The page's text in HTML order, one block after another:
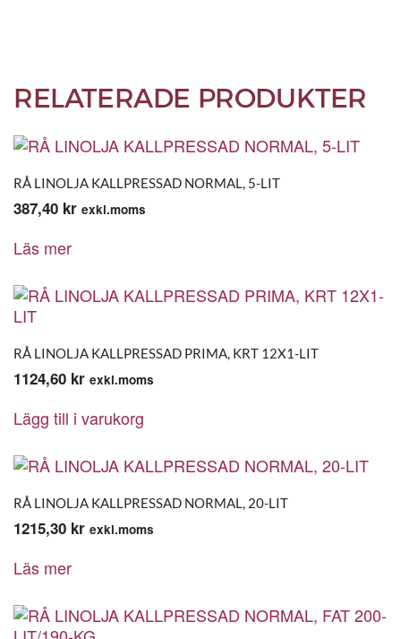
RELATERADE PRODUKTER
RÅ LINOLJA KALLPRESSAD NORMAL, 5-LIT
387,40 kr exkl.moms
Läs mer
RÅ LINOLJA KALLPRESSAD PRIMA, KRT 12X1-LIT
1124,60 kr exkl.moms
Lägg till i varukorg
RÅ LINOLJA KALLPRESSAD NORMAL, 20-LIT
1215,30 kr exkl.moms
Läs mer